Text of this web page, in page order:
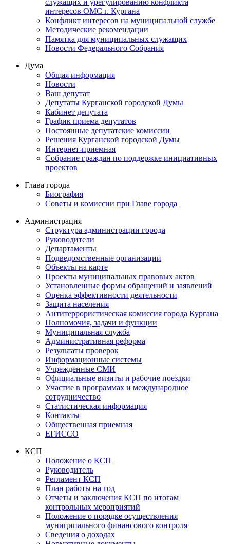
интересов ОМС г. Кургана
Конфликт интересов на муниципальной службе
Методические рекомендации
Памятка для муниципальных служащих
Новости Федерального Cобрания
Дума
Общая информация
Новости
Ваш депутат
Депутаты Курганской городской Думы
Кабинет депутата
График приема депутатов
Постоянные депутатские комиссии
Решения Курганской городской Думы
Интернет-приемная
Собрание граждан по поддержке инициативных
проектов
Глава города
Биография
Советы и комиссии при Главе города
Администрация
Структура администрации города
Руководители
Департаменты
Подведомственные организации
Объекты на карте
Проекты муниципальных правовых актов
Установленные формы обращений и заявлений
Оценка эффективности деятельности
Защита населения
Антитеррористическая комиссия города Кургана
Полномочия, задачи и функции
Муниципальная служба
Административная реформа
Результаты проверок
Информационные системы
Учрежденные СМИ
Официальные визиты и рабочие поездки
Участие в программах и международное
сотрудничество
Статистическая информация
Контакты
Общественная приемная
ЕГИССО
КСП
Положение о КСП
Руководитель
Регламент КСП
План работы на год
Отчеты и заключения КСП по итогам
контрольных мероприятий
Положение о порядке осуществления
муниципального финансового контроля
Сведения о доходах